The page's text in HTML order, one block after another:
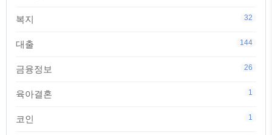
복지 32
대출 144
금융정보 26
육아결혼 1
코인 1